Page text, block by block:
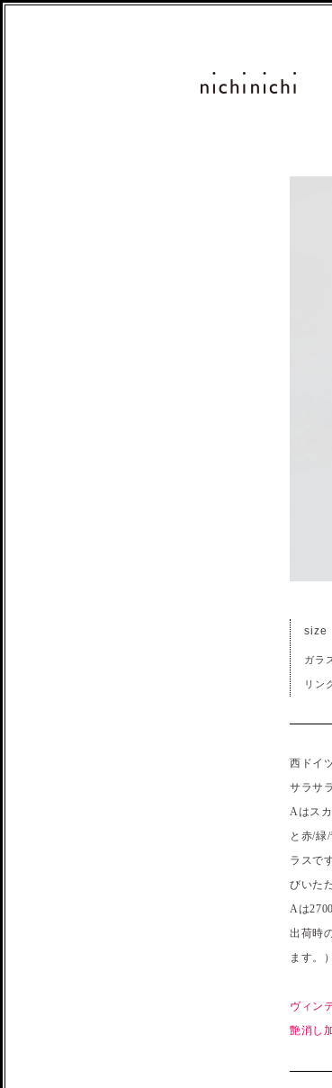
size
ガラ
リン
西ドイ
サラサ
Aはス
と赤/緑
ラスで
びいた
Aは
出荷時
ます。
ヴィン
艶消し